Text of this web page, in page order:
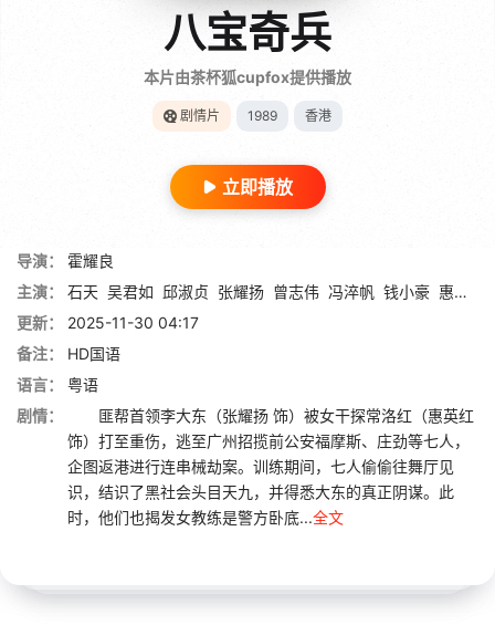
八宝奇兵
本片由茶杯狐cupfox提供播放
剧情片 1989 香港
立即播放
导演：
霍耀良
主演：
石天 吴君如 邱淑贞 张耀扬 曾志伟 冯淬帆 钱小豪 惠英红
更新：
2025-11-30 04:17
备注：
HD国语
语言：
粤语
剧情：
匪帮首领李大东（张耀扬 饰）被女干探常洛红（惠英红
饰）打至重伤，逃至广州招揽前公安福摩斯、庄劲等七人，
企图返港进行连串械劫案。训练期间，七人偷偷往舞厅见
识，结识了黑社会头目天九，并得悉大东的真正阴谋。此
时，他们也揭发女教练是警方卧底...全文